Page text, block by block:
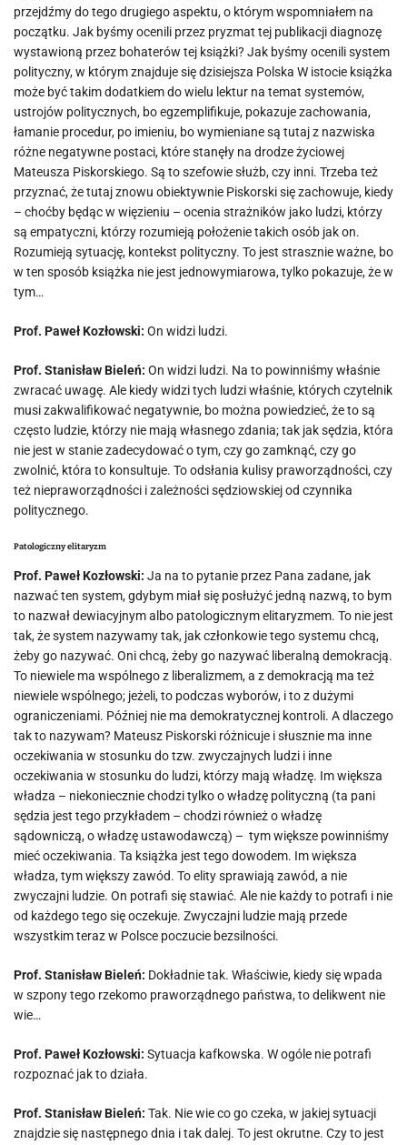
przejdźmy do tego drugiego aspektu, o którym wspomniałem na
początku. Jak byśmy ocenili przez pryzmat tej publikacji diagnozę
wystawioną przez bohaterów tej książki? Jak byśmy ocenili system
polityczny, w którym znajduje się dzisiejsza Polska W istocie książka
może być takim dodatkiem do wielu lektur na temat systemów,
ustrojów politycznych, bo egzemplifikuje, pokazuje zachowania,
łamanie procedur, po imieniu, bo wymieniane są tutaj z nazwiska
różne negatywne postaci, które stanęły na drodze życiowej
Mateusza Piskorskiego. Są to szefowie służb, czy inni. Trzeba też
przyznać, że tutaj znowu obiektywnie Piskorski się zachowuje, kiedy
– choćby będąc w więzieniu – ocenia strażników jako ludzi, którzy
są empatyczni, którzy rozumieją położenie takich osób jak on.
Rozumieją sytuację, kontekst polityczny. To jest strasznie ważne, bo
w ten sposób książka nie jest jednowymiarowa, tylko pokazuje, że w
tym…
Prof. Paweł Kozłowski: On widzi ludzi.
Prof. Stanisław Bieleń: On widzi ludzi. Na to powinniśmy właśnie
zwracać uwagę. Ale kiedy widzi tych ludzi właśnie, których czytelnik
musi zakwalifikować negatywnie, bo można powiedzieć, że to są
często ludzie, którzy nie mają własnego zdania; tak jak sędzia, która
nie jest w stanie zadecydować o tym, czy go zamknąć, czy go
zwolnić, która to konsultuje. To odsłania kulisy praworządności, czy
też niepraworządności i zależności sędziowskiej od czynnika
politycznego.
Patologiczny elitaryzm
Prof. Paweł Kozłowski: Ja na to pytanie przez Pana zadane, jak
nazwać ten system, gdybym miał się posłużyć jedną nazwą, to bym
to nazwał dewiacyjnym albo patologicznym elitaryzmem. To nie jest
tak, że system nazywamy tak, jak członkowie tego systemu chcą,
żeby go nazywać. Oni chcą, żeby go nazywać liberalną demokracją.
To niewiele ma wspólnego z liberalizmem, a z demokracją ma też
niewiele wspólnego; jeżeli, to podczas wyborów, i to z dużymi
ograniczeniami. Później nie ma demokratycznej kontroli. A dlaczego
tak to nazywam? Mateusz Piskorski różnicuje i słusznie ma inne
oczekiwania w stosunku do tzw. zwyczajnych ludzi i inne
oczekiwania w stosunku do ludzi, którzy mają władzę. Im większa
władza – niekoniecznie chodzi tylko o władzę polityczną (ta pani
sędzia jest tego przykładem – chodzi również o władzę
sądowniczą, o władzę ustawodawczą) – tym większe powinniśmy
mieć oczekiwania. Ta książka jest tego dowodem. Im większa
władza, tym większy zawód. To elity sprawiają zawód, a nie
zwyczajni ludzie. On potrafi się stawiać. Ale nie każdy to potrafi i nie
od każdego tego się oczekuje. Zwyczajni ludzie mają przede
wszystkim teraz w Polsce poczucie bezsilności.
Prof. Stanisław Bieleń: Dokładnie tak. Właściwie, kiedy się wpada
w szpony tego rzekomo praworządnego państwa, to delikwent nie
wie…
Prof. Paweł Kozłowski: Sytuacja kafkowska. W ogóle nie potrafi
rozpoznać jak to działa.
Prof. Stanisław Bieleń: Tak. Nie wie co go czeka, w jakiej sytuacji
znajdzie się następnego dnia i tak dalej. To jest okrutne. Czy to jest